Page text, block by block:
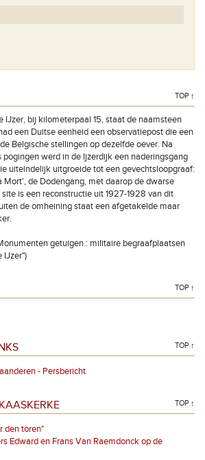
TOP ↑
IJzer, bij kilometerpaal 15, staat de naamsteen
een Duitse eenheid een observatiepost die een
Belgische stellingen op dezelfde oever. Na
werd in de Ijzerdijk een naderingsgang
uiteindelijk uitgroeide tot een gevechtsloopgraaf:
Mort', de Dodengang, met daarop de dwarse
is een reconstructie uit 1927-1928 van dit
de omheining staat een afgetakelde maar
getuigen : militaire begraafplaatsen
IJzer")
TOP ↑
TOP ↑
- Persbericht
TOP ↑
den toren"
Edward en Frans Van Raemdonck op de